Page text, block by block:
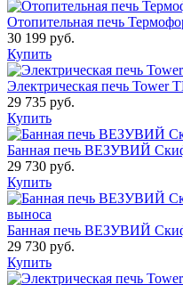
Отопительная печь
30 199 руб.
Купить
Электрическая печь Tower
29 735 руб.
Купить
Банная печь ВЕЗУВИЙ
29 730 руб.
Купить
Банная печь ВЕЗУВИЙ
29 730 руб.
Купить